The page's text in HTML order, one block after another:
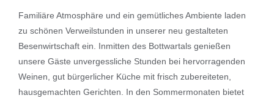
Familiäre Atmosphäre und ein gemütliches Ambiente laden
zu schönen Verweilstunden in unserer neu gestalteten
Besenwirtschaft ein. Inmitten des Bottwartals genießen
unsere Gäste unvergessliche Stunden bei hervorragenden
Weinen, gut bürgerlicher Küche mit frisch zubereiteten,
hausgemachten Gerichten. In den Sommermonaten bietet